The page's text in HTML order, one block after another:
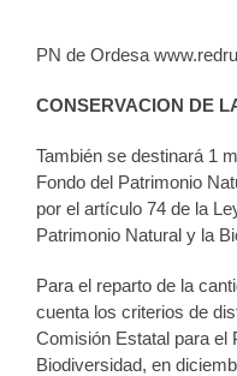
PN de Ordesa
CONSERVACION DE
También se destinará 1
Fondo del Patrimonio
por el artículo 74 de la
Patrimonio Natural y la
Para el reparto de la
cuenta los criterios de
Comisión Estatal para el
Biodiversidad, en